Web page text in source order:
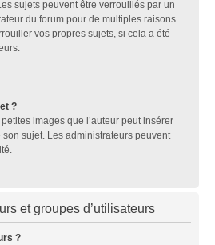
sujets peuvent être verrouillés par un
du forum pour de multiples raisons.
vos propres sujets, si cela a été
?
images que l’auteur peut insérer
son sujet. Les administrateurs peuvent
et groupes d’utilisateurs
?